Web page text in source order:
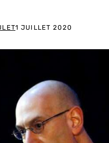
1 JUILLET 2020